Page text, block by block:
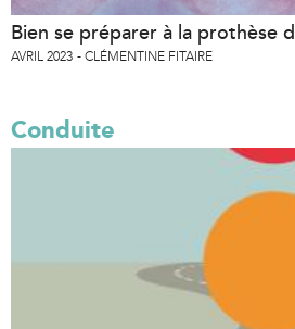
Bien se préparer à la prothèse
AVRIL 2023 CLÉMENTINE FITAIRE
Conduite